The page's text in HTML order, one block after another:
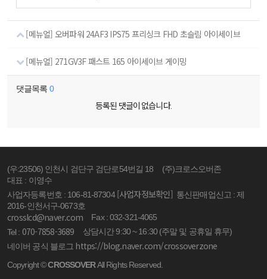
[메뉴얼] 오버파워 24AF3 IPS75 프리싱크 FHD 초슬림 아이세이브
[메뉴얼] 271GV3F 패스트 165 아이세이브 게이밍
댓글목록 0
등록된 댓글이 없습니다.
(우:23506) 인천시 검단구 검단로54번길 18
(주)크로스오버존
대표 : 이영수
사업자등록번호 : 106-81-87304[사업자정보확인] 통신판매업신고 : 제
2016-인천서구-0673호
crosslcd@naver.com
Fax : 032-321-4065
Tel : 070-7858-3689
상담시간 9:30 ~ 16:30 (주말 및 공휴일 휴무)
네이버 공식 블로그 https://blog.naver.com/crossoverzone
Copyright ©CROSSOVERAll Rights Reserved.